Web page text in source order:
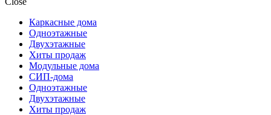
Каркасные дома
Одноэтажные
Двухэтажные
Хиты продаж
Модульные дома
СИП-дома
Одноэтажные
Двухэтажные
Хиты продаж